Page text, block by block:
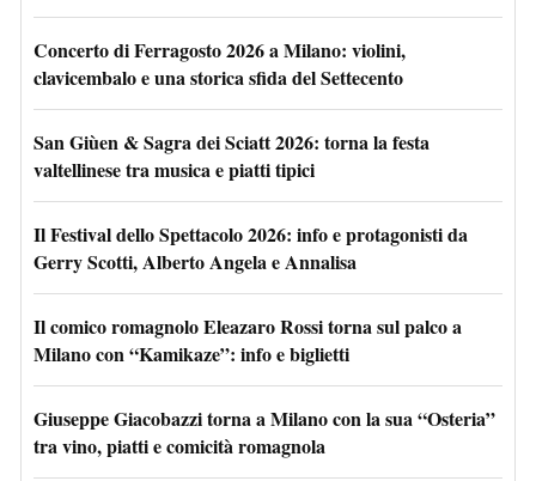
Concerto di Ferragosto 2026 a Milano: violini,
clavicembalo e una storica sfida del Settecento
San Giùen & Sagra dei Sciatt 2026: torna la festa
valtellinese tra musica e piatti tipici
Il Festival dello Spettacolo 2026: info e protagonisti da
Gerry Scotti, Alberto Angela e Annalisa
Il comico romagnolo Eleazaro Rossi torna sul palco a
Milano con “Kamikaze”: info e biglietti
Giuseppe Giacobazzi torna a Milano con la sua “Osteria”
tra vino, piatti e comicità romagnola